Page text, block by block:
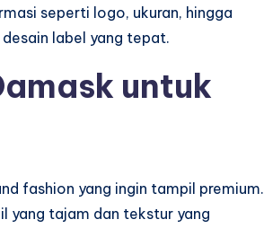
seperti logo, ukuran, hingga
label yang tepat.
untuk
fashion yang ingin tampil premium.
yang tajam dan tekstur yang